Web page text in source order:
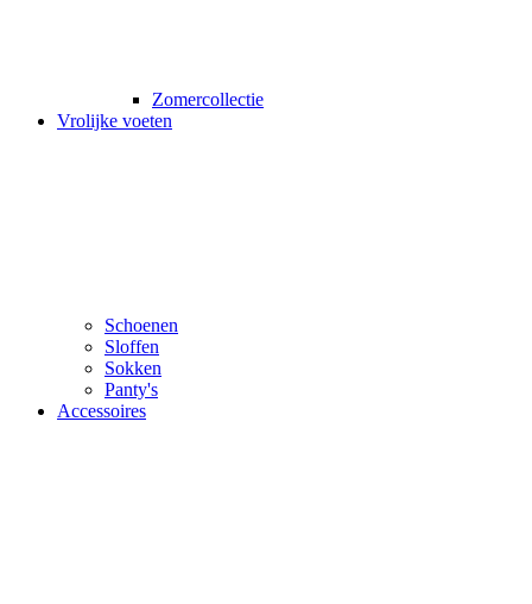
Zomercollectie
Vrolijke voeten
Schoenen
Sloffen
Sokken
Panty's
Accessoires